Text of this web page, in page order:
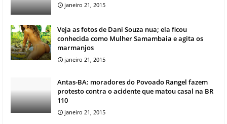
janeiro 21, 2015
Veja as fotos de Dani Souza nua; ela ficou
conhecida como Mulher Samambaia e agita os
marmanjos
janeiro 21, 2015
Antas-BA: moradores do Povoado Rangel fazem
protesto contra o acidente que matou casal na BR
110
janeiro 21, 2015